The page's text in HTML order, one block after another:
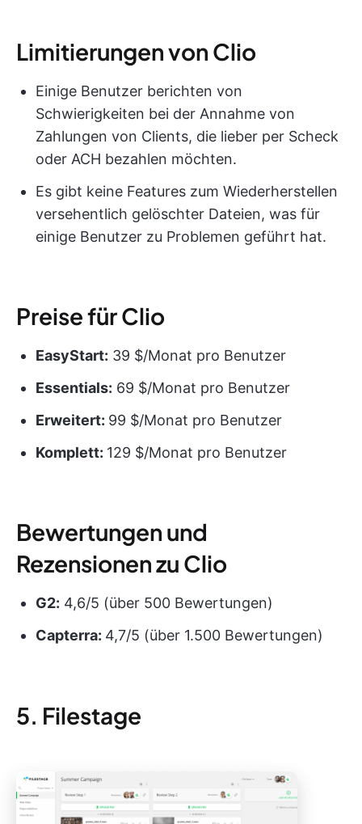
Limitierungen von Clio
Einige Benutzer berichten von
Schwierigkeiten bei der Annahme von
Zahlungen von Clients, die lieber per Scheck
oder ACH bezahlen möchten.
Es gibt keine Features zum Wiederherstellen
versehentlich gelöschter Dateien, was für
einige Benutzer zu Problemen geführt hat.
Preise für Clio
EasyStart: 39 $/Monat pro Benutzer
Essentials: 69 $/Monat pro Benutzer
Erweitert: 99 $/Monat pro Benutzer
Komplett: 129 $/Monat pro Benutzer
Bewertungen und
Rezensionen zu Clio
G2: 4,6/5 (über 500 Bewertungen)
Capterra: 4,7/5 (über 1.500 Bewertungen)
5. Filestage